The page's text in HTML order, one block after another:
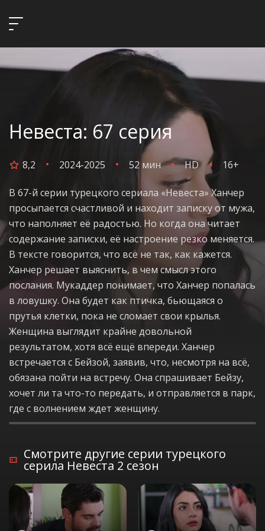
Невеста: 67 серия
8,2 2024-2025 52 мин HD 16+
В 67-й серии турецкого сериала «Невеста» Ханчер
просыпается счастливой и находит записку от мужа,
что наполняет её радостью. Но когда она читает
содержание записки, её настроение резко меняется.
В тексте говорится, что всё не так, как кажется.
Ханчер решает выяснить, в чем смысл этого
послания. Мукаддер понимает, что Ханчер попалась
в ловушку. Она будет как птичка, бьющаяся о
прутья клетки, пока не сломает свои крылья.
Женщина выглядит крайне довольной
результатом, хотя всё ещё впереди. Ханчер
встречается с Бейзой, заявив, что, несмотря на всё,
обязана пойти на встречу. Она спрашивает Бейзу,
хочет ли та что-то передать, и отправляется в парк,
где с волнением ждет женщину.
Смотрите другие серии турецкого
серила Невеста 2 сезон